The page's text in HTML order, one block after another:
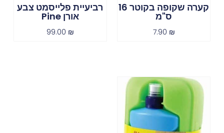
קערה שקופה בקוטר 16
ס"מ
7.90 ₪
רביעיית פלייסמט צבע
אורן Pine
99.00 ₪